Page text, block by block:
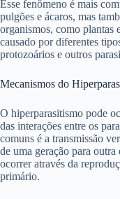
Esse fenômeno é mais
pulgões e ácaros, mas
organismos, como plantas
causado por diferentes
protozoários e outros
Mecanismos do
O hiperparasitismo pode
das interações entre os
comuns é a transmissão
de uma geração para
ocorrer através da
primário.